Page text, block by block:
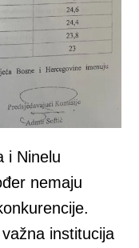
i Ninelu
nemaju
institucija